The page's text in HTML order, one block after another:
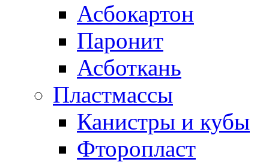
Асбокартон
Паронит
Асботкань
Пластмассы
Канистры и кубы
Фторопласт